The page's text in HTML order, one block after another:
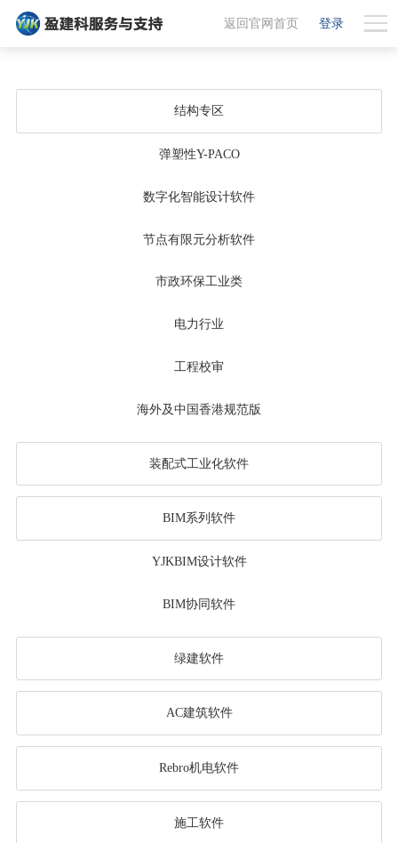
登录
返回官网首页
结构专区
弹塑性Y-PACO
数字化智能设计软件
节点有限元分析软件
市政环保工业类
电力行业
工程校审
海外及中国香港规范版
装配式工业化软件
BIM系列软件
YJKBIM设计软件
BIM协同软件
绿建软件
AC建筑软件
Rebro机电软件
施工软件